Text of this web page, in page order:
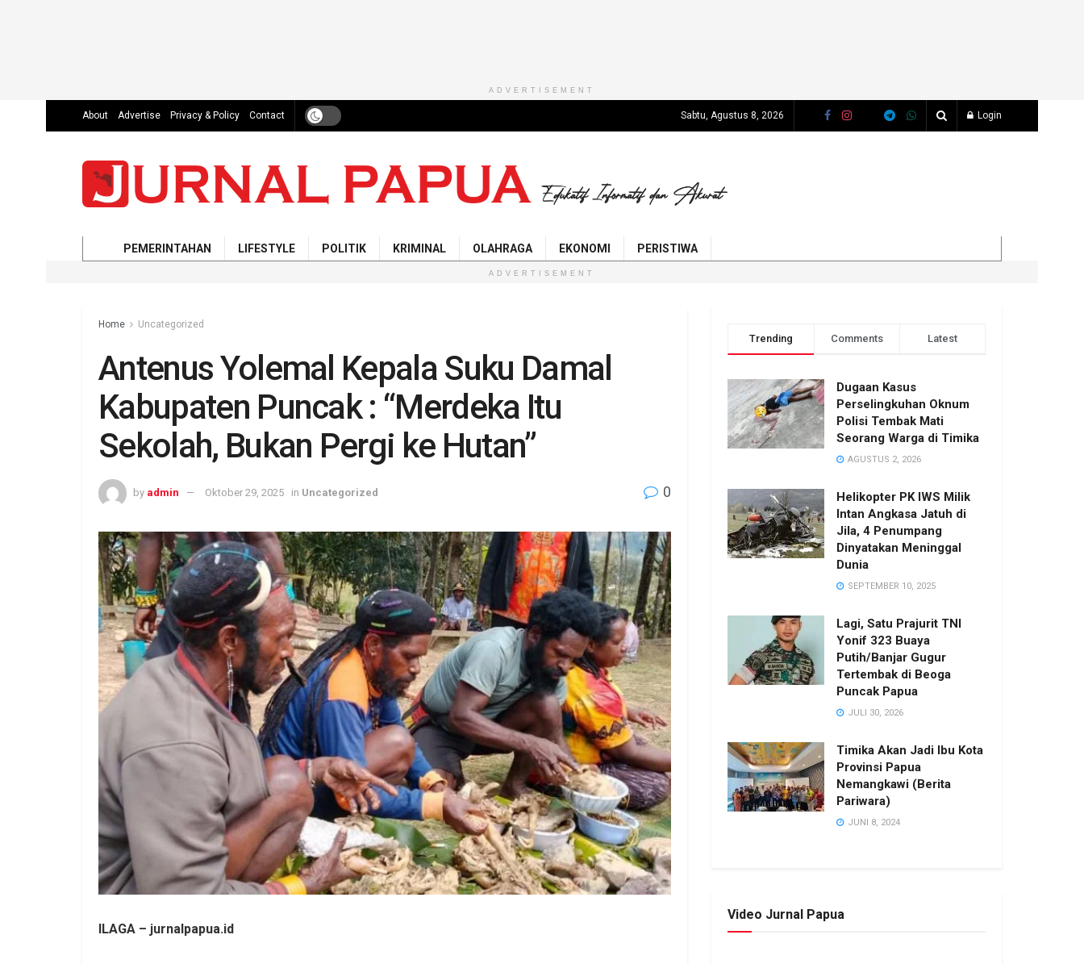
ADVERTISEMENT
About Advertise Privacy & Policy Contact Sabtu, Agustus 8, 2026 Login
PEMERINTAHAN LIFESTYLE POLITIK KRIMINAL OLAHRAGA EKONOMI PERISTIWA
ADVERTISEMENT
Home Uncategorized
Antenus Yolemal Kepala Suku Damal
Kabupaten Puncak : “Merdeka Itu
Sekolah, Bukan Pergi ke Hutan”
by admin Oktober 29, 2025 in Uncategorized 0
ILAGA – jurnalpapua.id
Trending Comments Latest
Dugaan Kasus
Perselingkuhan Oknum
Polisi Tembak Mati
Seorang Warga di Timika
AGUSTUS 2, 2026
Helikopter PK IWS Milik
Intan Angkasa Jatuh di
Jila, 4 Penumpang
Dinyatakan Meninggal
Dunia
SEPTEMBER 10, 2025
Lagi, Satu Prajurit TNI
Yonif 323 Buaya
Putih/Banjar Gugur
Tertembak di Beoga
Puncak Papua
JULI 30, 2026
Timika Akan Jadi Ibu Kota
Provinsi Papua
Nemangkawi (Berita
Pariwara)
JUNI 8, 2024
Video Jurnal Papua